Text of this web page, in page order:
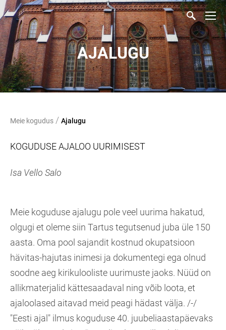
AJALUGU
Meie kogudus / Ajalugu
KOGUDUSE AJALOO UURIMISEST
Isa Vello Salo
Meie koguduse ajalugu pole veel uurima hakatud,
olgugi et oleme siin Tartus tegutsenud juba üle 150
aasta. Oma pool sajandit kostnud okupatsioon
hävitas-hajutas inimesi ja dokumentegi ega olnud
soodne aeg kirikulooliste uurimuste jaoks. Nüüd on
allikmaterjalid kättesaadaval ning võib loota, et
ajaloolased aitavad meid peagi hädast välja. /-/
"Eesti ajal" ilmus koguduse 40. juubeliaastapäevaks